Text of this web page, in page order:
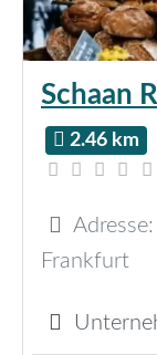
Schaan
2.46 km
Adresse:
Frankfurt